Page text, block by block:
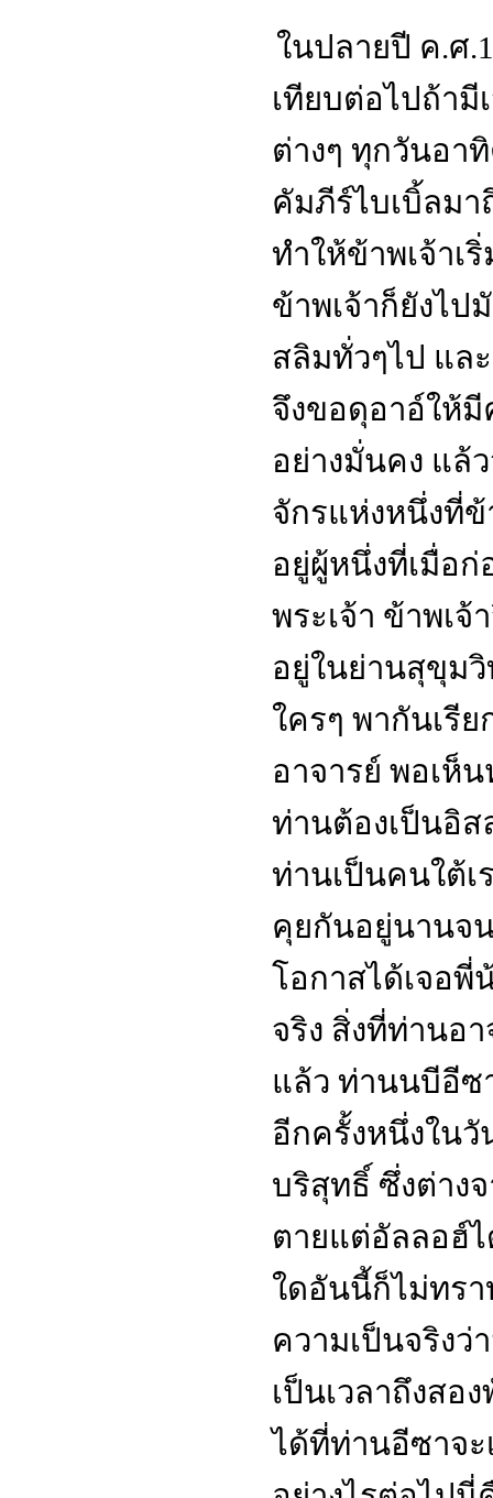
ในปลายปี ค.ศ
เทียบต่อไปถ้ามี
ต่างๆ ทุกวันอา
คัมภีร์ไบเบิ้ลมา
ทำให้ข้าพเจ้าเ
ข้าพเจ้าก็ยังไป
สลิมทั่วๆไป แล
จึงขอดุอาอ์ให้
อย่างมั่นคง แล้
จักรแห่งหนึ่งที่ข้
อยู่ผู้หนึ่งที่เมื่อ
พระเจ้า ข้าพเ
อยู่ในย่านสุขุม
ใครๆ พากันเรีย
อาจารย์ พอเห็
ท่านต้องเป็นอิ
ท่านเป็นคนใต้เ
คุยกันอยู่นานจ
โอกาสได้เจอพี่
จริง สิ่งที่ท่านอ
แล้ว ท่านนบีอี
อีกครั้งหนึ่งใน
บริสุทธิ์ ซึ่งต่าง
ตายแต่อัลลอฮ์
ใดอันนี้ก็ไม่ทร
ความเป็นจริง
เป็นเวลาถึงสอ
ได้ที่ท่านอีซาจ